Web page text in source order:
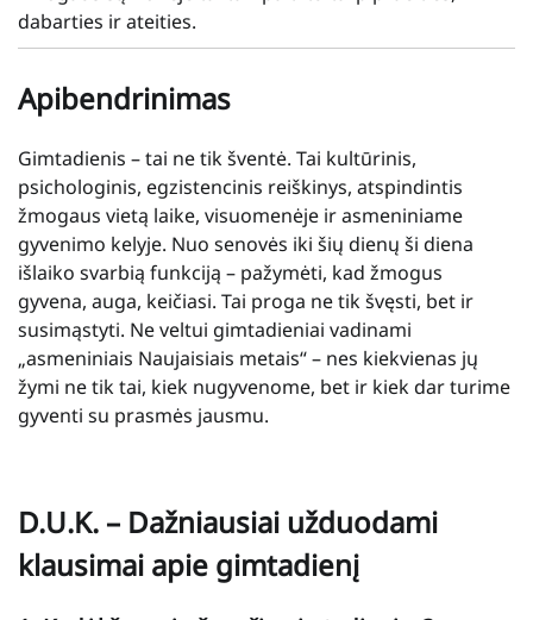
dabarties ir ateities.
Apibendrinimas
Gimtadienis – tai ne tik šventė. Tai kultūrinis,
psichologinis, egzistencinis reiškinys, atspindintis
žmogaus vietą laike, visuomenėje ir asmeniniame
gyvenimo kelyje. Nuo senovės iki šių dienų ši diena
išlaiko svarbią funkciją – pažymėti, kad žmogus
gyvena, auga, keičiasi. Tai proga ne tik švęsti, bet ir
susimąstyti. Ne veltui gimtadieniai vadinami
„asmeniniais Naujaisiais metais“ – nes kiekvienas jų
žymi ne tik tai, kiek nugyvenome, bet ir kiek dar turime
gyventi su prasmės jausmu.
D.U.K. – Dažniausiai užduodami
klausimai apie gimtadienį